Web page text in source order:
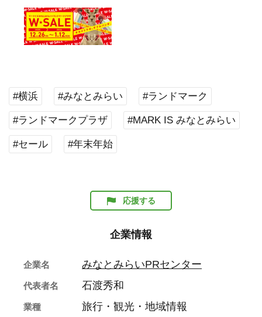
#横浜 #みなとみらい #ランドマーク
#ランドマークプラザ #MARK IS みなとみらい
#セール #年末年始
応援する
企業情報
企業名 みなとみらいPRセンター
代表者名 石渡秀和
業種 旅行・観光・地域情報